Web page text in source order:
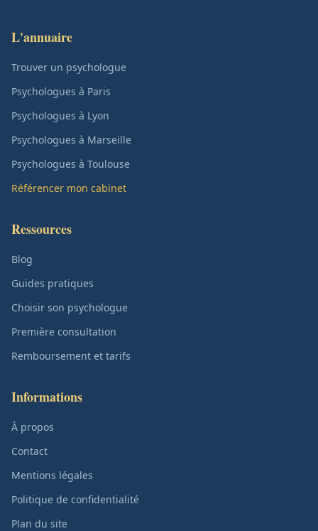
L'annuaire
Trouver un psychologue
Psychologues à Paris
Psychologues à Lyon
Psychologues à Marseille
Psychologues à Toulouse
Référencer mon cabinet
Ressources
Blog
Guides pratiques
Choisir son psychologue
Première consultation
Remboursement et tarifs
Informations
À propos
Contact
Mentions légales
Politique de confidentialité
Plan du site